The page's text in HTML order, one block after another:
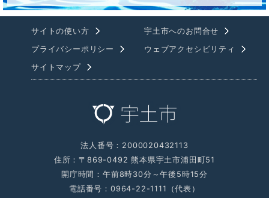
サイトの使い方
宇土市へのお問合せ
プライバシーポリシー
ウェブアクセシビリティ
サイトマップ
法人番号：2000020432113
住所：〒869-0492 熊本県宇土市浦田町51
開庁時間：午前8時30分～午後5時15分
電話番号：0964-22-1111（代表）